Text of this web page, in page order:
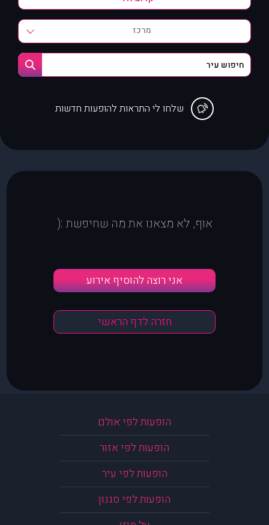
מרכז
שלחו לי התראות להופעות חדשות
אוף, לא מצאנו את מה שחיפשת :(
אני רוצה להוסיף אירוע
חזרה לדף הראשי
הופעות לפי אולם
הופעות לפי אזור
הופעות לפי עיר
הופעות לפי סגנון